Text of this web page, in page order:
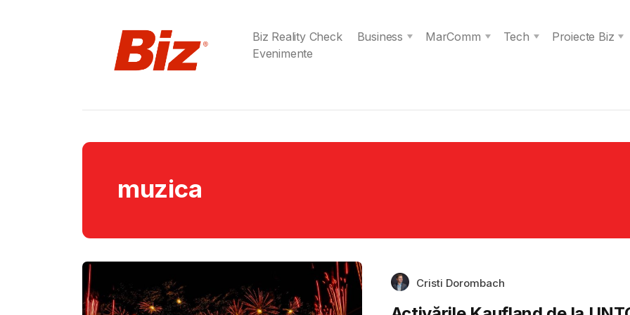
Biz Reality Check Business MarComm Tech
Proiecte Biz
Evenimente
muzica
Cristi Dorombach